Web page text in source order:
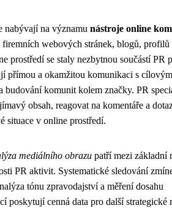
nabývají na významu nástroje online
firemních webových stránek, blogů, profilů
prostředí se staly nezbytnou součástí PR
přímou a okamžitou komunikaci s
budování komunit kolem značky. PR
obsah, reagovat na komentáře a
situace v online prostředí.
mediálního obrazu patří mezi základní
PR aktivit. Systematické sledování
tónu zpravodajství a měření dosahu
poskytují cenná data pro další strategické